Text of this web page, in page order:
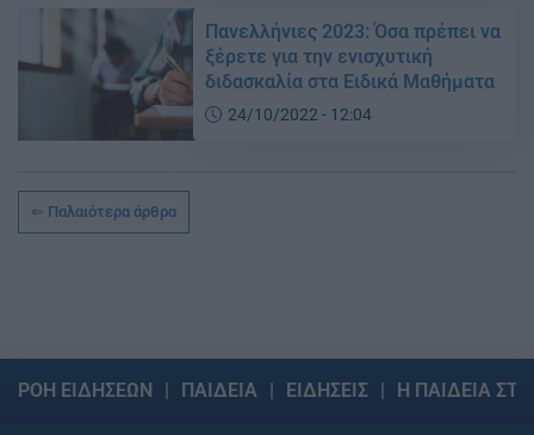
Πανελλήνιες 2023: Όσα πρέπει να
ξέρετε για την ενισχυτική
διδασκαλία στα Ειδικά Μαθήματα
24/10/2022 - 12:04
Παλαιότερα άρθρα
ΡΟΗ ΕΙΔΗΣΕΩΝ ΠΑΙΔΕΙΑ ΕΙΔΗΣΕΙΣ Η ΠΑΙΔΕΙΑ